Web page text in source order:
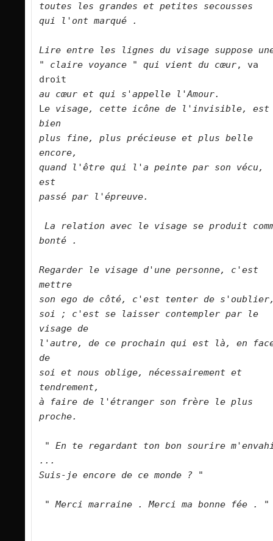
toutes les grandes et petites secousses
qui l'ont marqué .
Lire entre les lignes du visage suppose
" claire voyance " qui vient du cœur, va
droit
au cœur et qui s'appelle l'Amour.
Le visage, cette icône de l'invisible, est
bien
plus fine, plus précieuse et plus belle
encore,
quand l'être qui l'a peinte par son vécu,
est
passé par l'épreuve.
bonté .
Regarder le visage d'une personne, c'est
mettre
son ego de côté, c'est tenter de
soi ; c'est se laisser contempler par le
visage de
l'autre, de ce prochain qui est là, en
de
soi et nous oblige, nécessairement et
tendrement,
à faire de l'étranger son frère le plus
proche.
" En te regardant ton bon sourire
...
Suis-je encore de ce monde ?
" Merci marraine . Merci ma bonne fée . "